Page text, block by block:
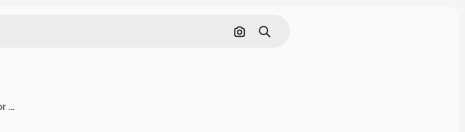
Nach Bild suchen
Suchen
Realistische Herbstblätter und Kürbisse stellen isolierten Hintergrundvektor realistische Herbstillustration